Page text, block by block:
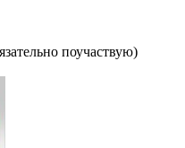
поучаствую)